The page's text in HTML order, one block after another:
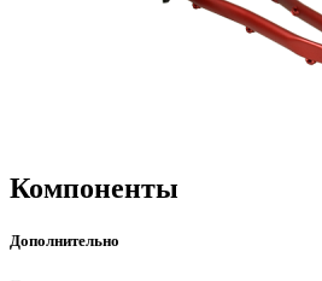
Компоненты
Дополнительно